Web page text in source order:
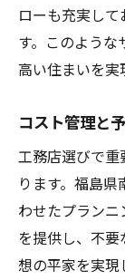
ローも充実し
す。このよう
高い住まいを実
コスト管理と
工務店選びで
ります。福島
わせたプランニ
を提供し、不
想の平家を実現